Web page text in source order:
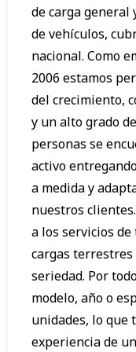
de carga general
de vehículos,
nacional. Como
2006 estamos
del crecimiento,
y un alto grado
personas se
activo
a medida y
nuestros
a los servicios
cargas terrestres
seriedad. Por
modelo, año o
unidades, lo que
experiencia de